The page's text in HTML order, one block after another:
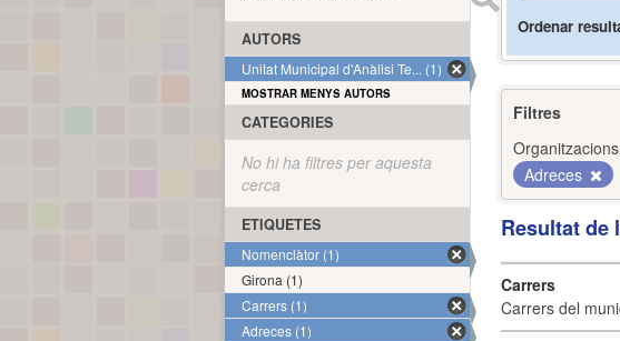
Ordenar
Filtres
Adreces
Resultat de
Carrers
Carrers del
AUTORS
Unitat Municipal d'Anàlisi Te... (1)
MOSTRAR MENYS AUTORS
CATEGORIES
No hi ha filtres per aquesta
cerca
ETIQUETES
Nomenclàtor (1)
Girona (1)
Carrers (1)
Adreces (1)